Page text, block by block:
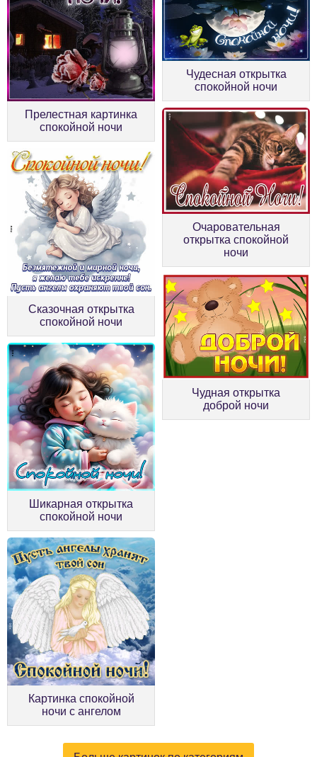
Прелестная картинка
спокойной ночи
Сказочная открытка
спокойной ночи
Чудесная открытка
спокойной ночи
Шикарная открытка
спокойной ночи
Очаровательная
открытка спокойной
ночи
Картинка спокойной
ночи с ангелом
Чудная открытка
доброй ночи